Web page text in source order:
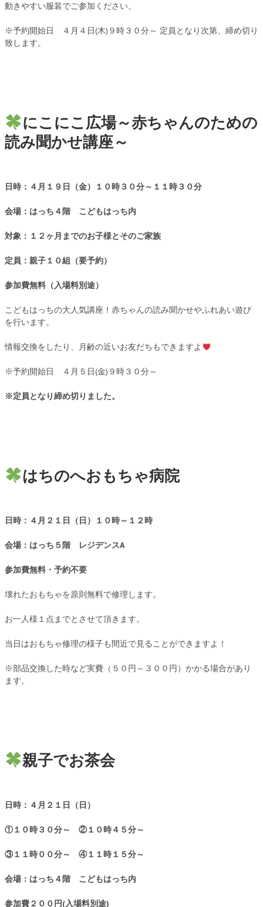
動きやすい服装でご参加ください。
※予約開始日 ４月４日(木)９時３０分～ 定員となり次第、締め切り
致します。
にこにこ広場～赤ちゃんのための
読み聞かせ講座～
日時：４月１９日（金）１０時３０分～１１時３０分
会場：はっち４階 こどもはっち内
対象：１２ヶ月までのお子様とそのご家族
定員：親子１０組（要予約）
参加費無料（入場料別途）
こどもはっちの大人気講座！赤ちゃんの読み聞かせやふれあい遊び
を行います。
情報交換をしたり、月齢の近いお友だちもできますよ
※予約開始日 ４月５日(金)９時３０分～
※定員となり締め切りました。
はちのへおもちゃ病院
日時：４月２１日（日）１０時～１２時
会場：はっち５階 レジデンスA
参加費無料・予約不要
壊れたおもちゃを原則無料で修理します。
お一人様１点までとさせて頂きます。
当日はおもちゃ修理の様子も間近で見ることができますよ！
※部品交換した時など実費（５０円～３００円）かかる場合があり
ます。
親子でお茶会
日時：４月２１日（日）
①１０時３０分～ ②１０時４５分～
③１１時００分～ ④１１時１５分～
会場：はっち４階 こどもはっち内
参加費２００円(入場料別途)